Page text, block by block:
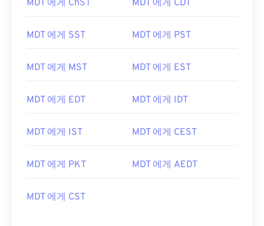
MDT 에게 ChST MDT 에게 CDT
MDT 에게 SST MDT 에게 PST
MDT 에게 MST MDT 에게 EST
MDT 에게 EDT MDT 에게 IDT
MDT 에게 IST MDT 에게 CEST
MDT 에게 PKT MDT 에게 AEDT
MDT 에게 CST